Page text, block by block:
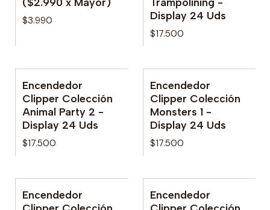
$3.990
Display 24 Uds
$17.500
No disponible
Encendedor
Clipper Colección
Animal Party 2 -
Display 24 Uds
$17.500
No disponible
Encendedor
Clipper Colección
Monsters 1 -
Display 24 Uds
$17.500
Encendedor
Encendedor